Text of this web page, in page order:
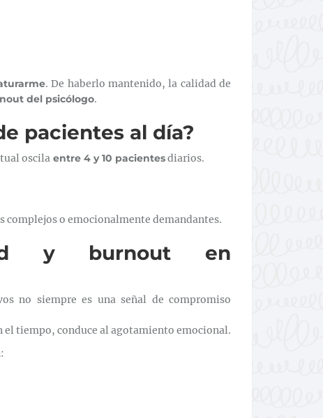
. De haberlo mantenido, la calidad de
del psicólogo.
pacientes al día?
oscila entre 4 y 10 pacientesdiarios.
complejos o emocionalmente demandantes.
y burnout en
no siempre es una señal de compromiso
el tiempo, conduce al agotamiento emocional.